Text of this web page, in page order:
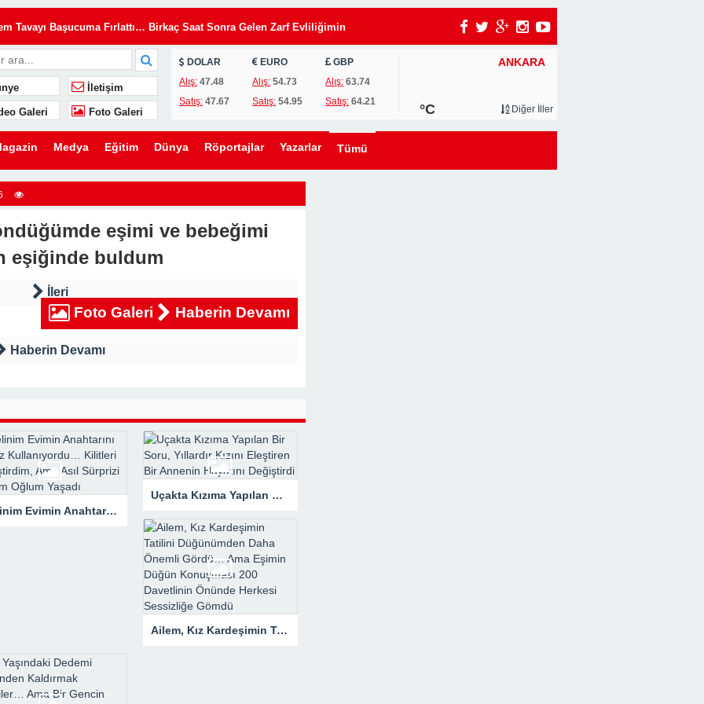
Tavayı Başucuma Fırlattı… Birkaç Saat Sonra Gelen Zarf Evliliğimin
Kullanıyordu… Kilitleri Değiştirdim, Ama Asıl Sürprizi Akşam Oğlum
Yıllardır Kızını Eleştiren Bir Annenin Hayatını Değiştirdi
Düğünümden Daha Önemli Gördü… Ama Eşimin Düğün Konuşması 200
Kovduğunu Sandı… Ama O Evin Gerçek Sahibinin Ben Olduğunu
Kaldırmak İstediler… Ama Bir Gencin Yaptığı Hareket O Gün Herkese
Kurmak İstedi… Ama Ona Hayatının En Büyük Dersini Vermeye
Etti, Ama Gerçek Çok Başkaydı
İletişim
Galeri Foto Galeri
DOLAR
Alış: 47.48
Satış: 47.67
EURO
Alış:54.73
Satış:54.95
GBP
Alış:63.74
Satış:64.21
ANKARA
°C Diğer İller
Medya Eğitim Dünya Röportajlar Yazarlar Tümü
eşimi ve bebeğimi
eşiğinde buldum
İleri
Foto Galeri Haberin Devamı
Haberin Devamı
Gelinim Evimin Anahtarını İzinsiz Kullanıyordu… Kilitleri Değiştirdim, Ama Asıl Sürprizi Akşam Oğlum Yaşadı
Uçakta Kızıma Yapılan Bir Soru, Yıllardır Kızını Eleştiren Bir Annenin Hayatını Değiştirdi
Ailem, Kız Kardeşimin Tatilini Düğünümden Daha Önemli Gördü… Ama Eşimin Düğün Konuşması 200 Davetlinin Önünde Herkesi Sessizliğe Gömdü